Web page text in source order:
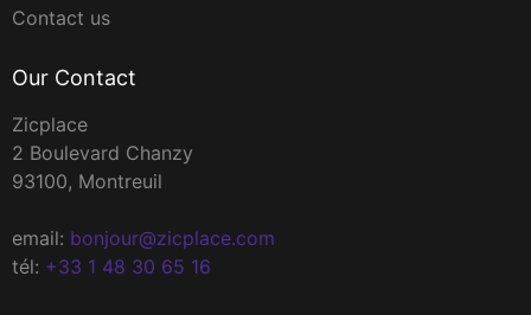
Contact us
Our Contact
Zicplace
2 Boulevard Chanzy
93100, Montreuil
email: bonjour@zicplace.com
tél: +33 1 48 30 65 16